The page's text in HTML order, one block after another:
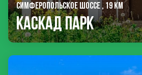
СИМФЕРОПОЛЬСКОЕ ШОССЕ , 19 КМ
Каскад Парк